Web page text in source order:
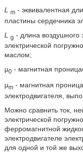
L
m - эквивалентная
пластины сердечника
L
g - длина воздушного
электрической
маслом;
µ0- магнитная
µm - магнитная
электродвигателя,
Можно сравнить ток,
электрической
ферромагнитной
электродвигателе
для одной и той же